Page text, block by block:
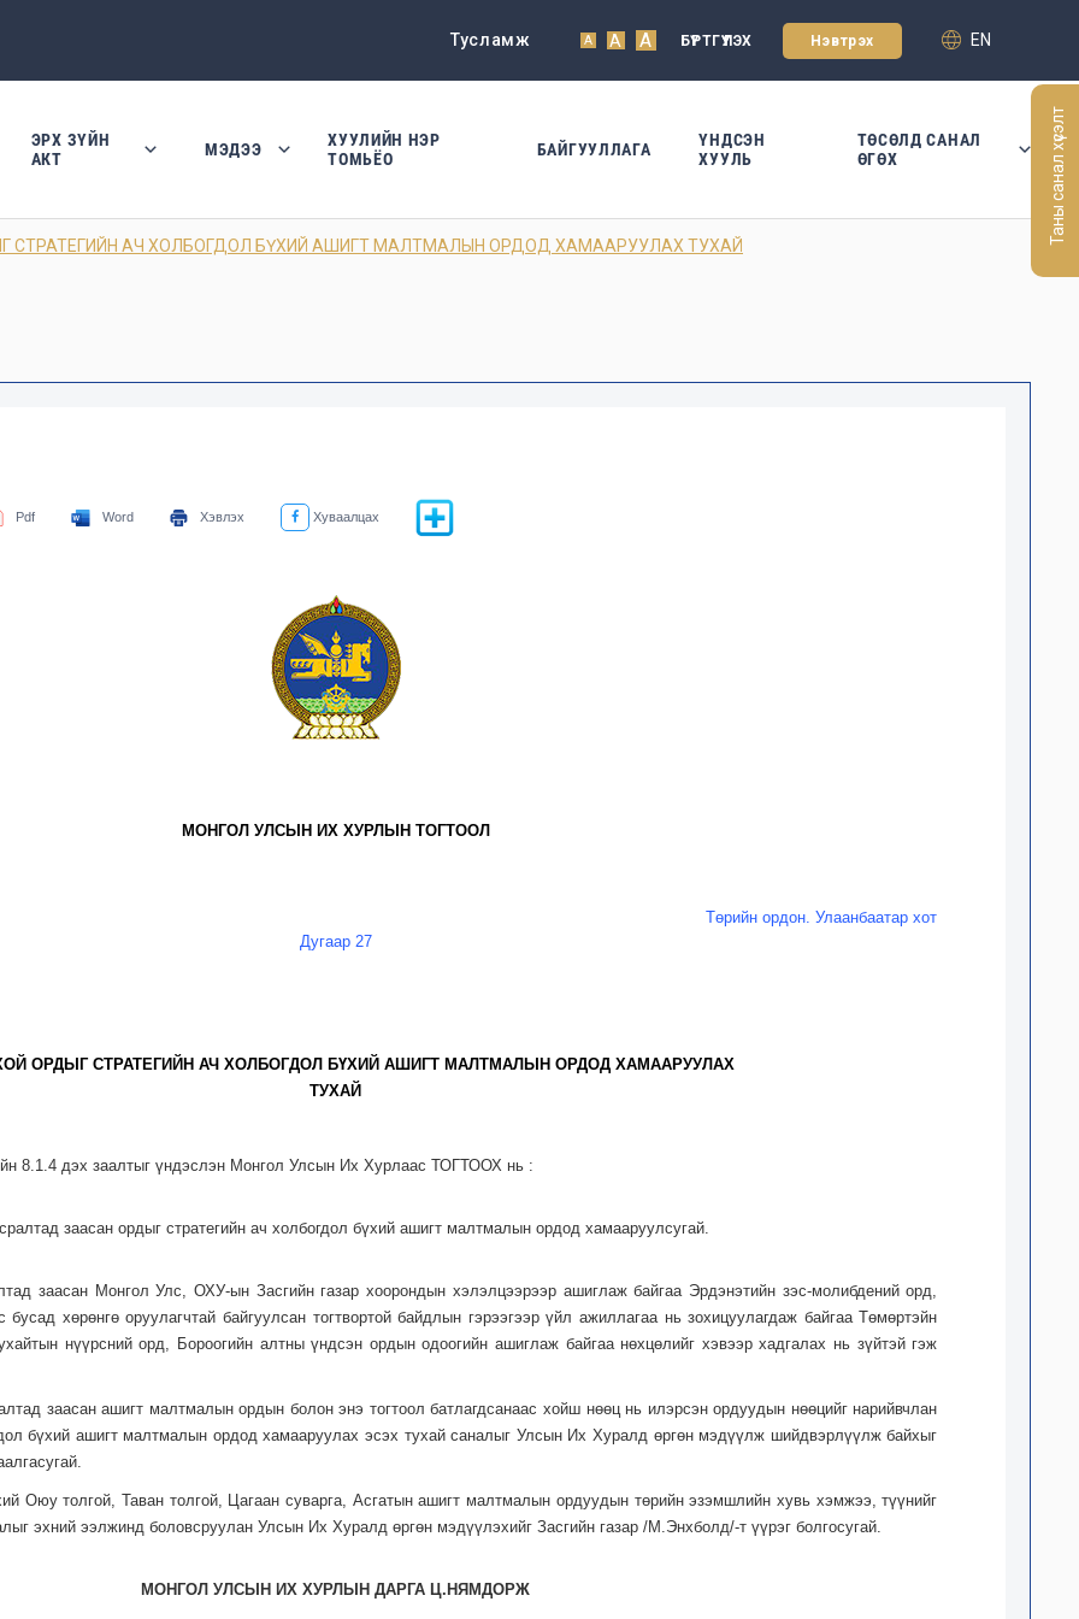
Тусламж A A A БҮРТГҮҮЛЭХ Нэвтрэх EN
ЭРХ ЗҮЙН
АКТ
МЭДЭЭ
ХУУЛИЙН НЭР
ТОМЬЁО
БАЙГУУЛЛАГА
ҮНДСЭН
ХУУЛЬ
ТӨСӨЛД САНАЛ
ӨГӨХ
СТРАТЕГИЙН АЧ ХОЛБОГДОЛ БҮХИЙ АШИГТ МАЛТМАЛЫН ОРДОД ХАМААРУУЛАХ ТУХАЙ
Pdf Word Хэвлэх Хуваалцах
МОНГОЛ УЛСЫН ИХ ХУРЛЫН ТОГТООЛ
Дугаар 27
Төрийн ордон. Улаанбаатар хот
ОРДЫГ СТРАТЕГИЙН АЧ ХОЛБОГДОЛ БҮХИЙ АШИГТ МАЛТМАЛЫН ОРДОД ХАМААРУУЛАХ
ТУХАЙ
8.1.4 дэх заалтыг үндэслэн Монгол Улсын Их Хурлаас ТОГТООХ нь :
заасан ордыг стратегийн ач холбогдол бүхий ашигт малтмалын ордод хамааруулсугай.
заасан Монгол Улс, ОХУ-ын Засгийн газар хоорондын хэлэлцээрээр ашиглаж байгаа Эрдэнэтийн зэс-молибдений орд,
хөрөнгө оруулагчтай байгуулсан тогтвортой байдлын гэрээгээр үйл ажиллагаа нь зохицуулагдаж байгаа Төмөртэйн
нүүрсний орд, Бороогийн алтны үндсэн ордын одоогийн ашиглаж байгаа нөхцөлийг хэвээр хадгалах нь зүйтэй гэж
заасан ашигт малтмалын ордын болон энэ тогтоол батлагдсанаас хойш нөөц нь илэрсэн ордуудын нөөцийг нарийвчлан
бүхий ашигт малтмалын ордод хамааруулах эсэх тухай саналыг Улсын Их Хуралд өргөн мэдүүлж шийдвэрлүүлж байхыг
Оюу толгой, Таван толгой, Цагаан суварга, Асгатын ашигт малтмалын ордуудын төрийн эзэмшлийн хувь хэмжээ, түүнийг
эхний ээлжинд боловсруулан Улсын Их Хуралд өргөн мэдүүлэхийг Засгийн газар /М.Энхболд/-т үүрэг болгосугай.
МОНГОЛ УЛСЫН ИХ ХУРЛЫН ДАРГА Ц.НЯМДОРЖ
Таны санал хүсэлт